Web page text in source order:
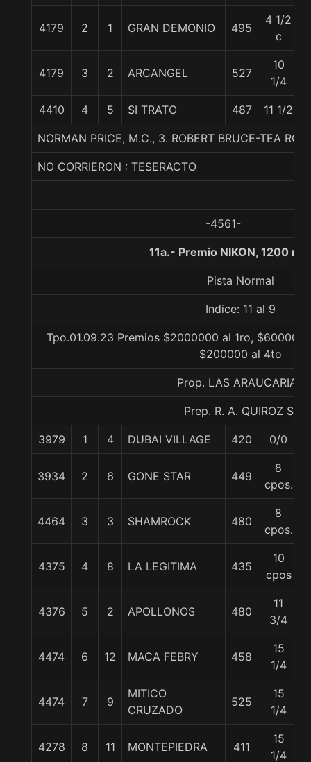
4179 2 1 GRAN DEMONIO 495
4 1/2
c
4179 3 2 ARCANGEL 527
10
1/4
4410 4 5 SI TRATO 487 11 1/2
NORMAN PRICE, M.C., 3. ROBERT BRUCE-TEA
NO CORRIERON : TESERACTO
-4561-
11a.- Premio NIKON, 1200
Pista Normal
Indice: 11 al 9
Tpo.01.09.23 Premios $2000000 al 1ro,
$200000 al 4to
Prop. LAS ARAUCARIAS
Prep. R. A. QUIROZ S.
3979 1 4 DUBAI VILLAGE 420 0/0
3934 2 6 GONE STAR 449
8
cpos.
4464 3 3 SHAMROCK 480
8
cpos.
4375 4 8 LA LEGITIMA 435
10
cpos
4376 5 2 APOLLONOS 480
11
3/4
4474 6 12 MACA FEBRY 458
15
1/4
4474 7 9
MITICO
CRUZADO
525
15
1/4
4278 8 11 MONTEPIEDRA 411
15
1/4